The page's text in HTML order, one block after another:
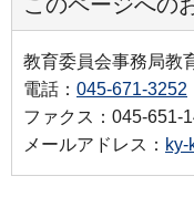
教育委員会事務局教
電話： 045-671-3252
ファクス：045-651-
メールアドレス： ky-